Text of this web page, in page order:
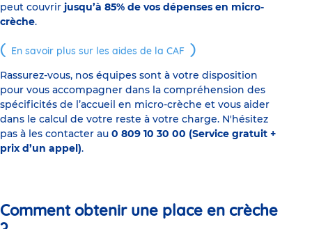
peut couvrir jusqu’à 85% de vos dépenses en micro-
crèche.
En savoir plus sur les aides de la CAF
Rassurez-vous, nos équipes sont à votre disposition
pour vous accompagner dans la compréhension des
spécificités de l’accueil en micro-crèche et vous aider
dans le calcul de votre reste à votre charge. N'hésitez
pas à les contacter au 0 809 10 30 00 (Service gratuit +
prix d’un appel).
Comment obtenir une place en crèche